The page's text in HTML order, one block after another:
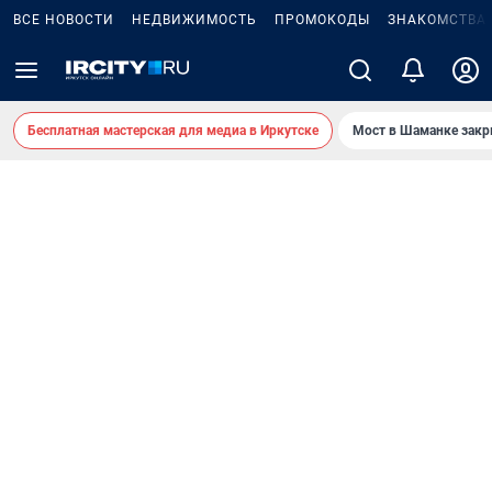
ВСЕ НОВОСТИ НЕДВИЖИМОСТЬ ПРОМОКОДЫ ЗНАКОМСТВА
Бесплатная мастерская для медиа в Иркутске Мост в Шаманке